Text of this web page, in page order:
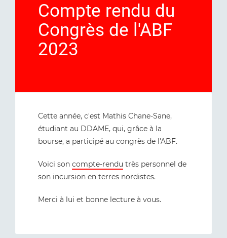
Compte rendu du
Congrès de l'ABF
2023
Cette année, c'est Mathis Chane-Sane,
étudiant au DDAME, qui, grâce à la
bourse, a participé au congrès de l'ABF.
Voici son compte-rendu très personnel de
son incursion en terres nordistes.
Merci à lui et bonne lecture à vous.